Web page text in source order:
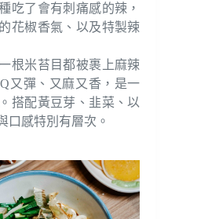
吃了會有刺痛感的辣，
花椒香氣、以及特製辣
根米苔目都被裹上麻辣
又彈、又麻又香，是一
搭配黃豆芽、韭菜、以
口感特別有層次。